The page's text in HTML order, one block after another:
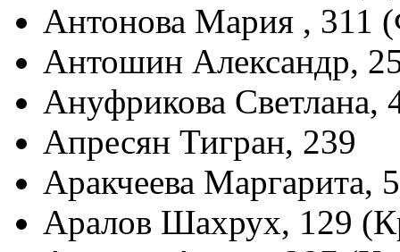
Антонова Мария , 311
Антошин Александр,
Ануфрикова Светлана,
Апресян Тигран, 239
Аракчеева Маргарита,
Аралов Шахрух, 129